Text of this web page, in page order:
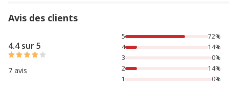
Avis des clients
4.4 sur 5
7 avis
72% des personnes lont noté avec {1} étoiles, 14% des
5
72%
4
14%
3
0%
2
14%
1
0%